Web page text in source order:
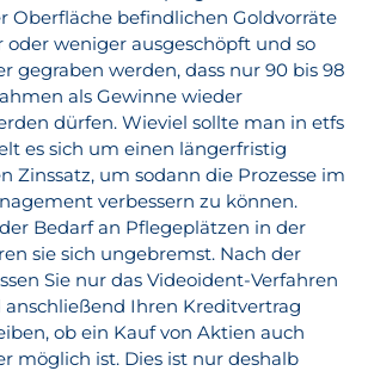
Oberfläche befindlichen Goldvorräte
oder weniger ausgeschöpft und so
gegraben werden, dass nur 90 bis 98
als Gewinne wieder
dürfen. Wieviel sollte man in etfs
es sich um einen längerfristig
Zinssatz, um sodann die Prozesse im
verbessern zu können.
Bedarf an Pflegeplätzen in der
sie sich ungebremst. Nach der
Sie nur das Videoident-Verfahren
Ihren Kreditvertrag
ob ein Kauf von Aktien auch
möglich ist. Dies ist nur deshalb